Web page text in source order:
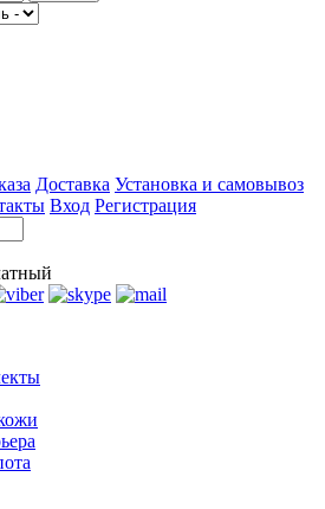
Доставка Установка и самовывоз
Вход Регистрация